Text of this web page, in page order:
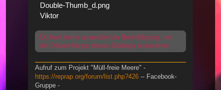
Double-Thumb_d.png
Viktor
Du hast keine ausreichende Berechtigung, um
die Dateianhänge dieses Beitrags anzusehen.
Aufruf zum Projekt "Müll-freie Meere" -
https://reprap.org/forum/list.php?426 -- Facebook-
Gruppe -